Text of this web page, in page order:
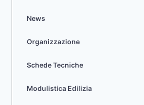
News
Organizzazione
Schede Tecniche
Modulistica Edilizia